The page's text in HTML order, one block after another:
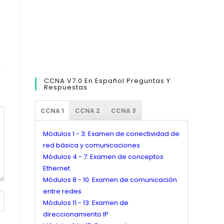
CCNA V7.0 En Español Preguntas Y
Respuestas
CCNA 1 CCNA 2 CCNA 3
Módulos 1 - 3: Examen de conectividad de
red básica y comunicaciones
Módulos 4 - 7: Examen de conceptos
Ethernet
Módulos 8 - 10: Examen de comunicación
entre redes
Módulos 11 - 13: Examen de
direccionamiento IP